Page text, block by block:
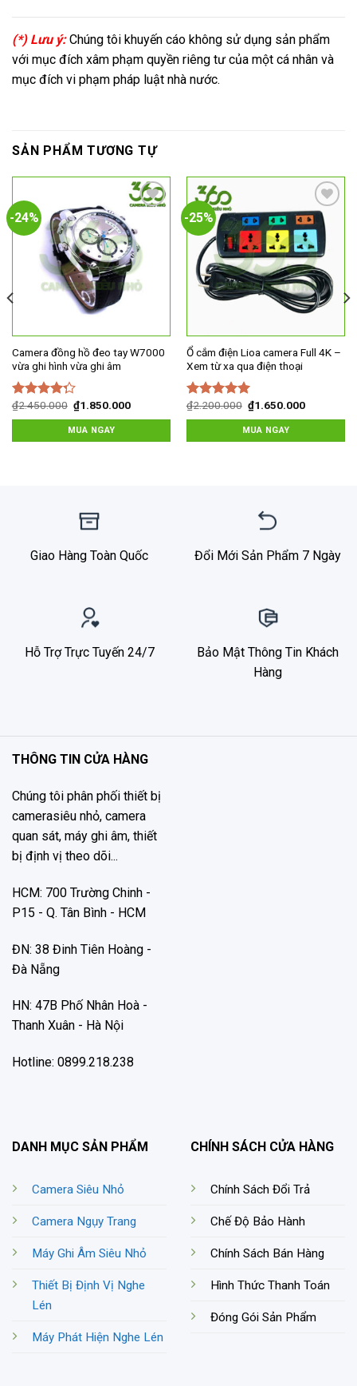
(*) Lưu ý:Chúng tôi khuyến cáo không sử dụng sản phẩm
với mục đích xâm phạm quyền riêng tư của một cá nhân và
mục đích vi phạm pháp luật nhà nước.
SẢN PHẨM TƯƠNG TỰ
-24%
Add to
wishlist
Camera đồng hồ đeo tay W7000
vừa ghi hình vừa ghi âm
Được xếp
hạng4.00
₫2.450.000 Giá
gốc
là:
₫2.450.000.
₫1.850.000Giá
₫1.850.000.
MUA NGAY
-25%
Add to
wishlist
Ổ cắm điện Lioa camera Full 4K –
Xem từ xa qua điện thoại
Được xếp
hạng5.005
₫2.200.000 Giá
gốc
là:
₫2.200.000.
₫1.650.000Giá
MUA NGAY
Giao Hàng Toàn Quốc Đổi Mới Sản Phẩm 7 Ngày
Hỗ Trợ Trực Tuyến 24/7
Bảo Mật Thông Tin Khách
Hàng
THÔNG TIN CỬA HÀNG
Chúng tôi phân phối thiết bị
camerasiêu nhỏ, camera
quan sát, máy ghi âm, thiết
bị định vị theo dõi...
HCM: 700 Trường Chinh -
P15 - Q. Tân Bình - HCM
ĐN: 38 Đinh Tiên Hoàng -
Đà Nẵng
HN: 47B Phố Nhân Hoà -
Thanh Xuân - Hà Nội
Hotline: 0899.218.238
DANH MỤC SẢN PHẨM
Camera Siêu Nhỏ
Camera Ngụy Trang
Máy Ghi Âm Siêu Nhỏ
Thiết Bị Định Vị Nghe
Lén
Máy Phát Hiện Nghe Lén
CHÍNH SÁCH CỬA HÀNG
Chính Sách Đổi Trả
Chế Độ Bảo Hành
Chính Sách Bán Hàng
Hình Thức Thanh Toán
Đóng Gói Sản Phẩm